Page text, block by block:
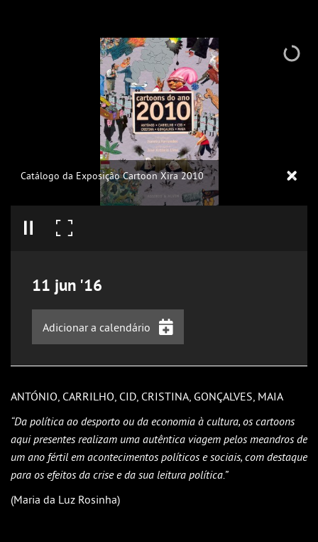
Catálogo da Exposição Cartoon Xira 2010
11 jun '16
Adicionar a calendário
Outlook
Outlook Online
Yahoo! Calendar
ANTÓNIO, CARRILHO, CID, CRISTINA, GONÇALVES, MAIA
“Da política ao desporto ou da economia à cultura, os cartoons
aqui presentes realizam uma autêntica viagem pelos meandros de
um ano fértil em acontecimentos políticos e sociais, com destaque
para os efeitos da crise e da sua leitura política.”
(Maria da Luz Rosinha)